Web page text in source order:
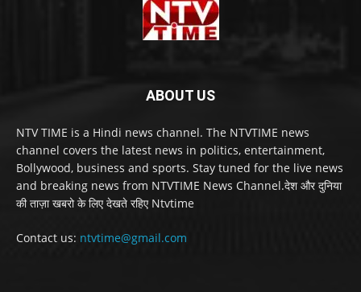
ABOUT US
NTV TIME is a Hindi news channel. The NTVTIME news
channel covers the latest news in politics, entertainment,
Bollywood, business and sports. Stay tuned for the live news
and breaking news from NTVTIME News Channel.देश और दुनिया
की ताज़ा खबरो के लिए देखते रहिए Ntvtime
Contact us: ntvtime@gmail.com